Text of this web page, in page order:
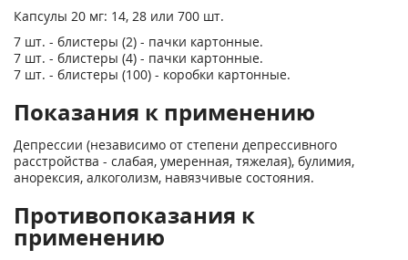
Капсулы 20 мг: 14, 28 или 700 шт.
7 шт. - блистеры (2) - пачки картонные.
7 шт. - блистеры (4) - пачки картонные.
7 шт. - блистеры (100) - коробки картонные.
Показания к применению
Депрессии (независимо от степени депрессивного
расстройства - слабая, умеренная, тяжелая), булимия,
анорексия, алкоголизм, навязчивые состояния.
Противопоказания к
применению